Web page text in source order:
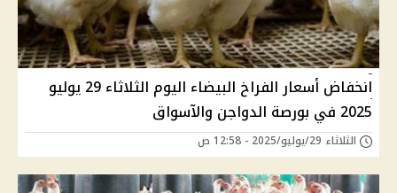
انخفاض أسعار الفراخ البيضاء اليوم الثلاثاء 29 يوليو
2025 في بورصة الدواجن والآسواق
الثلاثاء 29/يوليو/2025 - 12:58 ص